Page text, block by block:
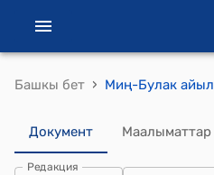
Башкы бет ›
Документ Маалыматтар
Редакция